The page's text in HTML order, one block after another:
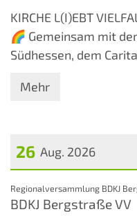
KIRCHE L(I)EBT
🌈 Gemeinsam mit
Südhessen, dem
Mehr
26 Aug. 2026
Datum: 26. August
Regionalversammlung BDKJ
BDKJ Bergstraße VV